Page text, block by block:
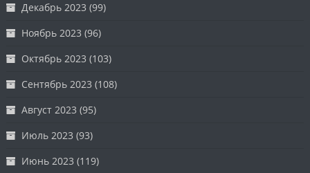
Декабрь 2023 (99)
Ноябрь 2023 (96)
Октябрь 2023 (103)
Сентябрь 2023 (108)
Август 2023 (95)
Июль 2023 (93)
Июнь 2023 (119)